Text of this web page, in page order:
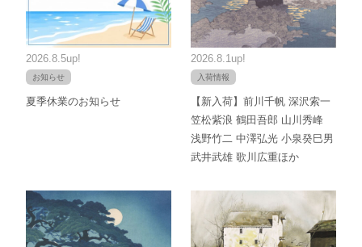
2026.8.5up!
お知らせ
夏季休業のお知らせ
2026.8.1up!
入荷情報
【新入荷】前川千帆 深沢索一
笠松紫浪 鶴田吾郎 山川秀峰
浅野竹二 中澤弘光 小泉癸巳男
武井武雄 歌川広重ほか